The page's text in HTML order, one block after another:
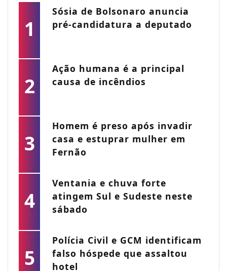
1
Sósia de Bolsonaro anuncia
pré-candidatura a deputado
2
Ação humana é a principal
causa de incêndios
3
Homem é preso após invadir
casa e estuprar mulher em
Fernão
4
Ventania e chuva forte
atingem Sul e Sudeste neste
sábado
5
Polícia Civil e GCM identificam
falso hóspede que assaltou
hotel